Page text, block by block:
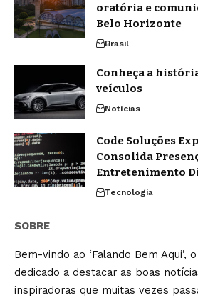
oratória e
Belo Horizonte
Brasil
Conheça a
veículos
Notícias
Code Soluções
Consolida
Entretenimento
Tecnologia
SOBRE
Bem-vindo ao ‘Falando Bem Aqui’,
dedicado a destacar as boas
inspiradoras que muitas vezes